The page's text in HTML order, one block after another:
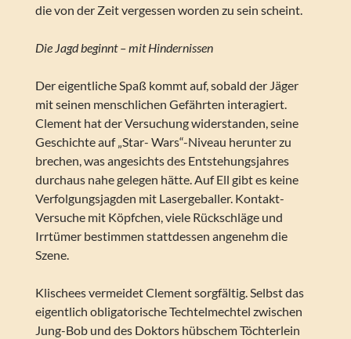
die von der Zeit vergessen worden zu sein scheint.
Die Jagd beginnt – mit Hindernissen
Der eigentliche Spaß kommt auf, sobald der Jäger
mit seinen menschlichen Gefährten interagiert.
Clement hat der Versuchung widerstanden, seine
Geschichte auf „Star- Wars“-Niveau herunter zu
brechen, was angesichts des Entstehungsjahres
durchaus nahe gelegen hätte. Auf Ell gibt es keine
Verfolgungsjagden mit Lasergeballer. Kontakt-
Versuche mit Köpfchen, viele Rückschläge und
Irrtümer bestimmen stattdessen angenehm die
Szene.
Klischees vermeidet Clement sorgfältig. Selbst das
eigentlich obligatorische Techtelmechtel zwischen
Jung-Bob und des Doktors hübschem Töchterlein